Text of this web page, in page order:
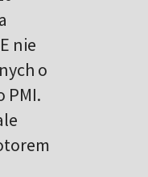
nie
o
PMI.